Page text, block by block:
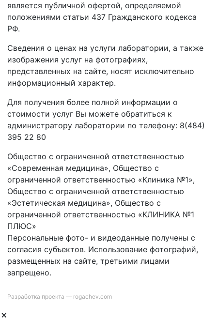
является публичной офертой, определяемой
положениями статьи 437 Гражданского кодекса
РФ.
Сведения о ценах на услуги лаборатории, а также
изображения услуг на фотографиях,
представленных на сайте, носят исключительно
информационный характер.
Для получения более полной информации о
стоимости услуг Вы можете обратиться к
администратору лаборатории по телефону: 8(484)
395 22 80
Общество с ограниченной ответственностью
«Современная медицина», Общество с
ограниченной ответственностью «Клиника №1»,
Общество с ограниченной ответственностью
«Эстетическая медицина», Общество с
ограниченной ответственностью «КЛИНИКА №1
ПЛЮС»
Персональные фото- и видеоданные получены с
согласия субъектов. Использование фотографий,
размещенных на сайте, третьими лицами
запрещено.
Разработка проекта — rogachev.com